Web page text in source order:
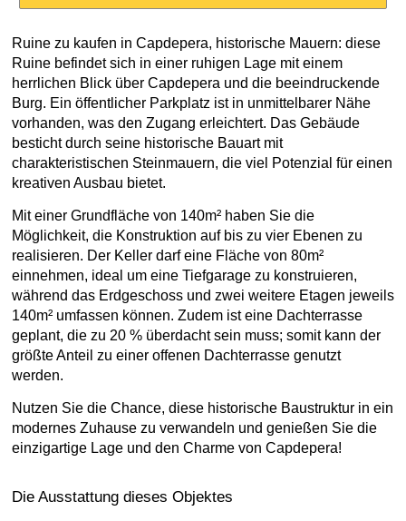
Ruine zu kaufen in Capdepera, historische Mauern: diese
Ruine befindet sich in einer ruhigen Lage mit einem
herrlichen Blick über Capdepera und die beeindruckende
Burg. Ein öffentlicher Parkplatz ist in unmittelbarer Nähe
vorhanden, was den Zugang erleichtert. Das Gebäude
besticht durch seine historische Bauart mit
charakteristischen Steinmauern, die viel Potenzial für einen
kreativen Ausbau bietet.
Mit einer Grundfläche von 140m² haben Sie die
Möglichkeit, die Konstruktion auf bis zu vier Ebenen zu
realisieren. Der Keller darf eine Fläche von 80m²
einnehmen, ideal um eine Tiefgarage zu konstruieren,
während das Erdgeschoss und zwei weitere Etagen jeweils
140m² umfassen können. Zudem ist eine Dachterrasse
geplant, die zu 20 % überdacht sein muss; somit kann der
größte Anteil zu einer offenen Dachterrasse genutzt
werden.
Nutzen Sie die Chance, diese historische Baustruktur in ein
modernes Zuhause zu verwandeln und genießen Sie die
einzigartige Lage und den Charme von Capdepera!
Die Ausstattung dieses Objektes